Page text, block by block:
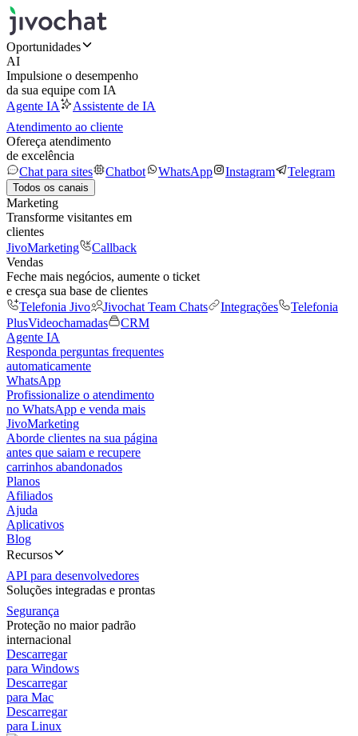
Oportunidades
AI
Impulsione o desempenho
da sua equipe com IA
Agente IA
Assistente de IA
Atendimento ao cliente
Ofereça atendimento
de excelência
Chat para sites
Chatbot WhatsApp Instagram Telegram
Todos os canais
Marketing
Transforme visitantes em
clientes
JivoMarketing
Callback
Vendas
Feche mais negócios, aumente o ticket
e cresça sua base de clientes
Telefonia Jivo
Jivochat Team Chats Integrações
Telefonia
PlusVideochamadas
CRM
Agente IA
Responda perguntas frequentes
automaticamente
WhatsApp
Profissionalize o atendimento
no WhatsApp e venda mais
JivoMarketing
Aborde clientes na sua página
antes que saiam e recupere
carrinhos abandonados
Planos
Afiliados
Ajuda
Aplicativos
Blog
Recursos
API para desenvolvedores
Soluções integradas e prontas
Segurança
Proteção no maior padrão
internacional
Descarregar
para Windows
Descarregar
para Mac
Descarregar
para Linux